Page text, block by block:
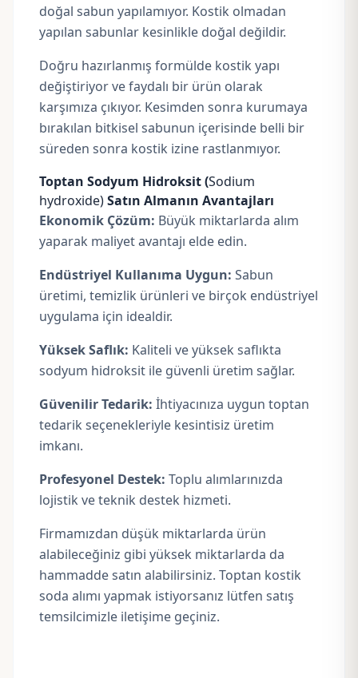
doğal sabun yapılamıyor. Kostik olmadan
yapılan sabunlar kesinlikle doğal değildir.
Doğru hazırlanmış formülde kostik yapı
değiştiriyor ve faydalı bir ürün olarak
karşımıza çıkıyor. Kesimden sonra kurumaya
bırakılan bitkisel sabunun içerisinde belli bir
süreden sonra kostik izine rastlanmıyor.
Toptan Sodyum Hidroksit (Sodium
hydroxide)Satın Almanın Avantajları
Ekonomik Çözüm: Büyük miktarlarda alım
yaparak maliyet avantajı elde edin.
Endüstriyel Kullanıma Uygun: Sabun
üretimi, temizlik ürünleri ve birçok endüstriyel
uygulama için idealdir.
Yüksek Saflık: Kaliteli ve yüksek saflıkta
sodyum hidroksit ile güvenli üretim sağlar.
Güvenilir Tedarik: İhtiyacınıza uygun toptan
tedarik seçenekleriyle kesintisiz üretim
imkanı.
Profesyonel Destek: Toplu alımlarınızda
lojistik ve teknik destek hizmeti.
Firmamızdan düşük miktarlarda ürün
alabileceğiniz gibi yüksek miktarlarda da
hammadde satın alabilirsiniz. Toptan kostik
soda alımı yapmak istiyorsanız lütfen satış
temsilcimizle iletişime geçiniz.